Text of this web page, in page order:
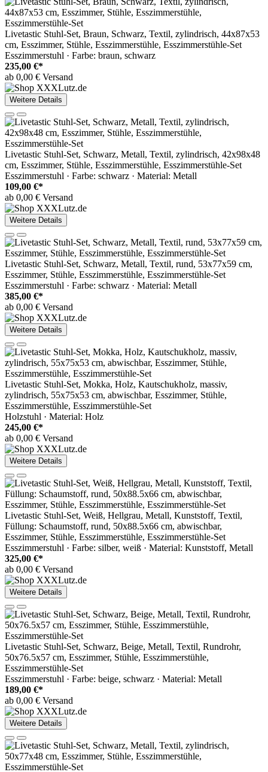
Livetastic Stuhl-Set, Braun, Schwarz, Textil, zylindrisch, 44x87x53
cm, Esszimmer, Stühle, Esszimmerstühle, Esszimmerstühle-Set
Esszimmerstuhl · Farbe: braun, schwarz
235,00 €*
ab 0,00 € Versand
Weitere Details
Livetastic Stuhl-Set, Schwarz, Metall, Textil, zylindrisch, 42x98x48
cm, Esszimmer, Stühle, Esszimmerstühle, Esszimmerstühle-Set
Esszimmerstuhl · Farbe: schwarz · Material: Metall
109,00 €*
ab 0,00 € Versand
Weitere Details
Livetastic Stuhl-Set, Schwarz, Metall, Textil, rund, 53x77x59 cm,
Esszimmer, Stühle, Esszimmerstühle, Esszimmerstühle-Set
Esszimmerstuhl · Farbe: schwarz · Material: Metall
385,00 €*
ab 0,00 € Versand
Weitere Details
Livetastic Stuhl-Set, Mokka, Holz, Kautschukholz, massiv,
zylindrisch, 55x75x53 cm, abwischbar, Esszimmer, Stühle,
Esszimmerstühle, Esszimmerstühle-Set
Holzstuhl · Material: Holz
245,00 €*
ab 0,00 € Versand
Weitere Details
Livetastic Stuhl-Set, Weiß, Hellgrau, Metall, Kunststoff, Textil,
Füllung: Schaumstoff, rund, 50x88.5x66 cm, abwischbar,
Esszimmer, Stühle, Esszimmerstühle, Esszimmerstühle-Set
Esszimmerstuhl · Farbe: silber, weiß · Material: Kunststoff, Metall
325,00 €*
ab 0,00 € Versand
Weitere Details
Livetastic Stuhl-Set, Schwarz, Beige, Metall, Textil, Rundrohr,
50x76.5x57 cm, Esszimmer, Stühle, Esszimmerstühle,
Esszimmerstühle-Set
Esszimmerstuhl · Farbe: beige, schwarz · Material: Metall
189,00 €*
ab 0,00 € Versand
Weitere Details